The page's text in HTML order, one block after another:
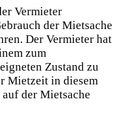
Vermieter
der Mietsache
Der Vermieter hat
zum
Zustand zu
Mietzeit in diesem
der Mietsache